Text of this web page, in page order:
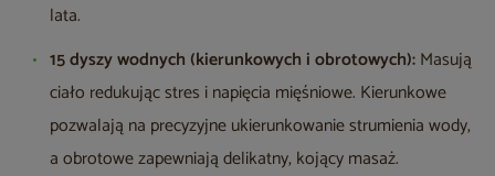
lata.
15 dyszy wodnych (kierunkowych i obrotowych):Masują
ciało redukując stres i napięcia mięśniowe. Kierunkowe
pozwalają na precyzyjne ukierunkowanie strumienia wody,
a obrotowe zapewniają delikatny, kojący masaż.